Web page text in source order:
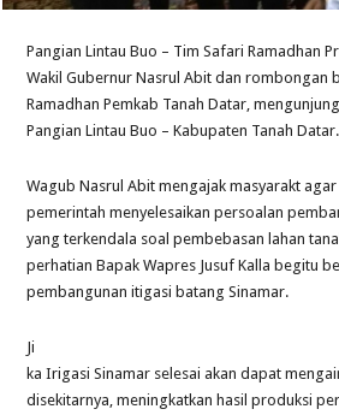
Pangian Lintau Buo – Tim Safari Ramadhan
Wakil Gubernur Nasrul Abit dan rombongan
Ramadhan Pemkab Tanah Datar,
Pangian Lintau Buo – Kabupaten Tanah Datar.
Wagub Nasrul Abit mengajak masyarakt
pemerintah menyelesaikan persoalan
yang terkendala soal pembebasan lahan
perhatian Bapak Wapres Jusuf Kalla begitu
pembangunan itigasi batang Sinamar.
Ji
ka Irigasi Sinamar selesai akan dapat
disekitarnya, meningkatkan hasil produksi